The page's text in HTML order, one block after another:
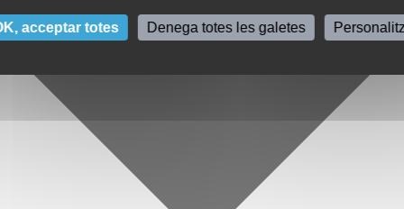
acceptar totes Denega totes les galetes